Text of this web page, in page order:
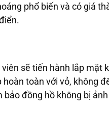
phổ biến và có giá
sẽ tiến hành lắp mặt
toàn với vỏ, không
đồng hồ không bị